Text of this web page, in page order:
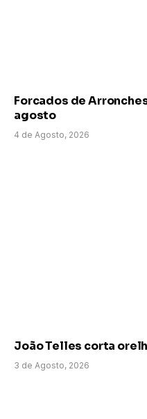
Forcados de
agosto
4 de Agosto, 2026
João Telles corta
3 de Agosto, 2026